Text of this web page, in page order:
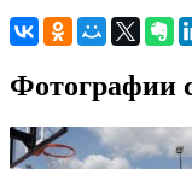
Фотографии